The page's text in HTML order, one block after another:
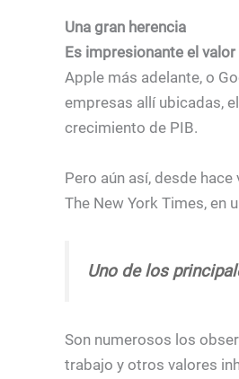
Una gran herencia
Es impresionante el
Apple más adelante, o
empresas allí ubicadas,
crecimiento de PIB.
Pero aún así, desde
The New York Times, en
Uno de los
Son numerosos los
trabajo y otros valores